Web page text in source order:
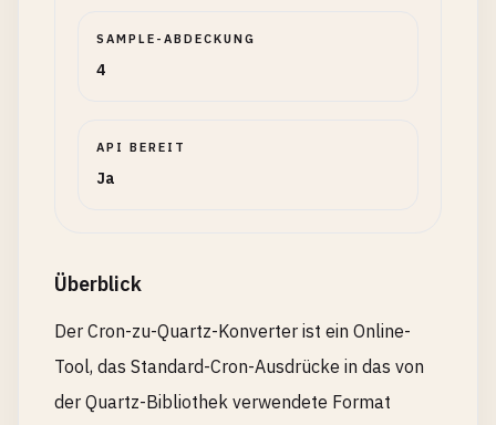
SAMPLE-ABDECKUNG
4
API BEREIT
Ja
Überblick
Der Cron-zu-Quartz-Konverter ist ein Online-
Tool, das Standard-Cron-Ausdrücke in das von
der Quartz-Bibliothek verwendete Format